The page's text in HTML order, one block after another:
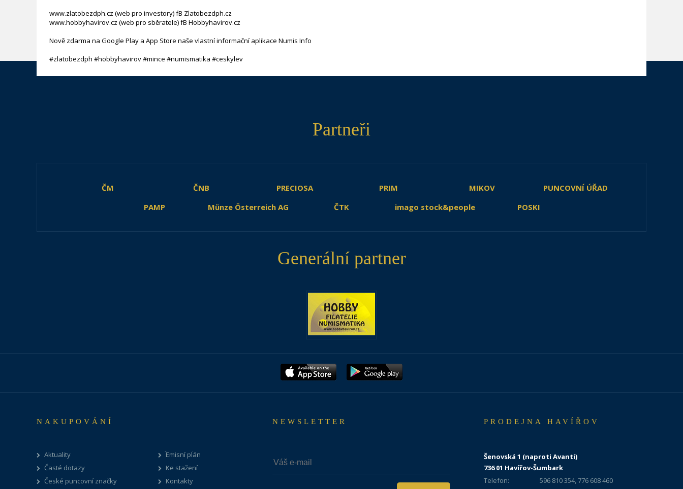
www.zlatobezdph.cz (web pro investory) fB Zlatobezdph.cz
www.hobbyhavirov.cz (web pro sběratele) fB Hobbyhavirov.cz
Nově zdarma na Google Play a App Store naše vlastní informační aplikace Numis Info
#zlatobezdph #hobbyhavirov #mince #numismatika #ceskylev
Partneři
ČM ČNB PRECIOSA PRIM MIKOV
PUNCOVNÍ ÚŘAD
PAMP
Münze Österreich AG ČTK imago stock&people POSKI
Generální partner
NAKUPOVÁNÍ
Aktuality
Časté dotazy
České puncovní značky
Emisní plán
Ke stažení
Kontakty
NEWSLETTER PRODEJNA HAVÍŘOV
Šenovská 1 (naproti Avanti)
736 01 Havířov-Šumbark
Telefon:
596 810 354, 776 608 460